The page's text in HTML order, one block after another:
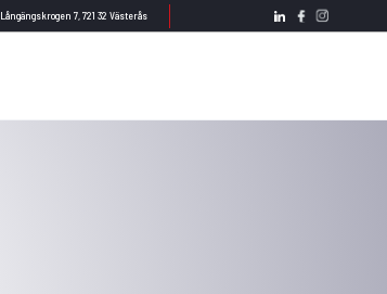
Långängskrogen 7, 721 32 Västerås